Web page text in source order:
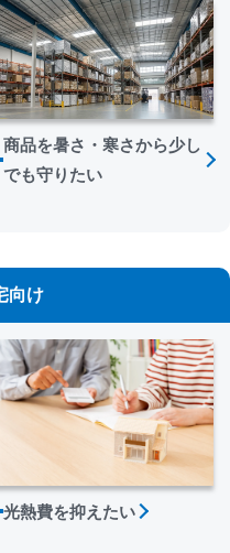
商品を暑さ・寒さから少し
でも守りたい
向け
光熱費を抑えたい